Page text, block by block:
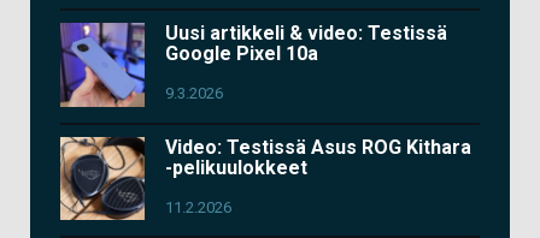
Uusi artikkeli & video: Testissä
Google Pixel 10a
9.3.2026
Video: Testissä Asus ROG Kithara
-pelikuulokkeet
11.2.2026